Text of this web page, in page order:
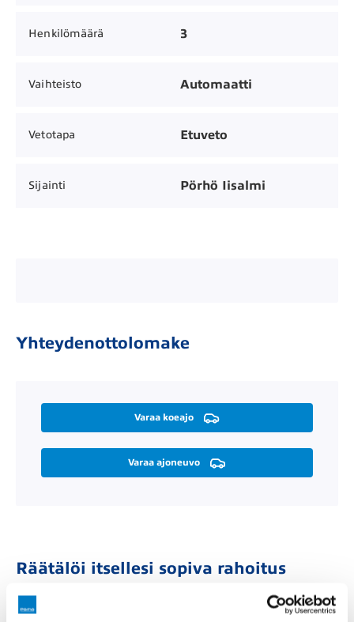
Henkilömäärä 3
Vaihteisto Automaatti
Vetotapa Etuveto
Sijainti Pörhö Iisalmi
Yhteydenottolomake
Varaa koeajo
Varaa ajoneuvo
Räätälöi itsellesi sopiva rahoitus